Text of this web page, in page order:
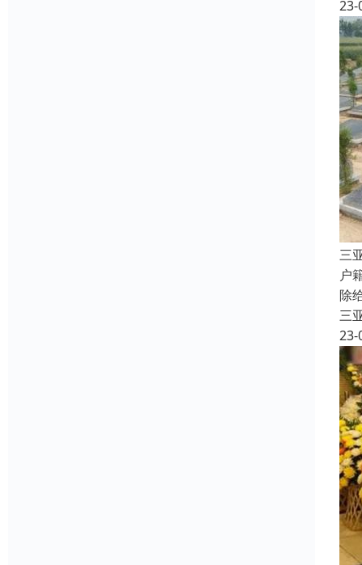
23-
三
户
除
三
23-